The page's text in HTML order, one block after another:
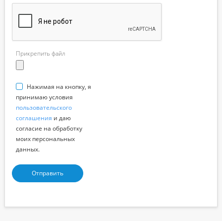
Прикрепить файл
Нажимая на кнопку, я
принимаю условия
пользовательского
соглашения и даю
согласие на обработку
моих персональных
данных.